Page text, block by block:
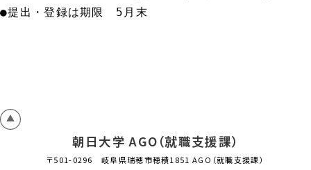
●提出・登録は期限　5月末
朝日大学 AGO（就職支援課）
〒501-0296 岐阜県瑞穂市穂積1851 AGO（就職支援課）